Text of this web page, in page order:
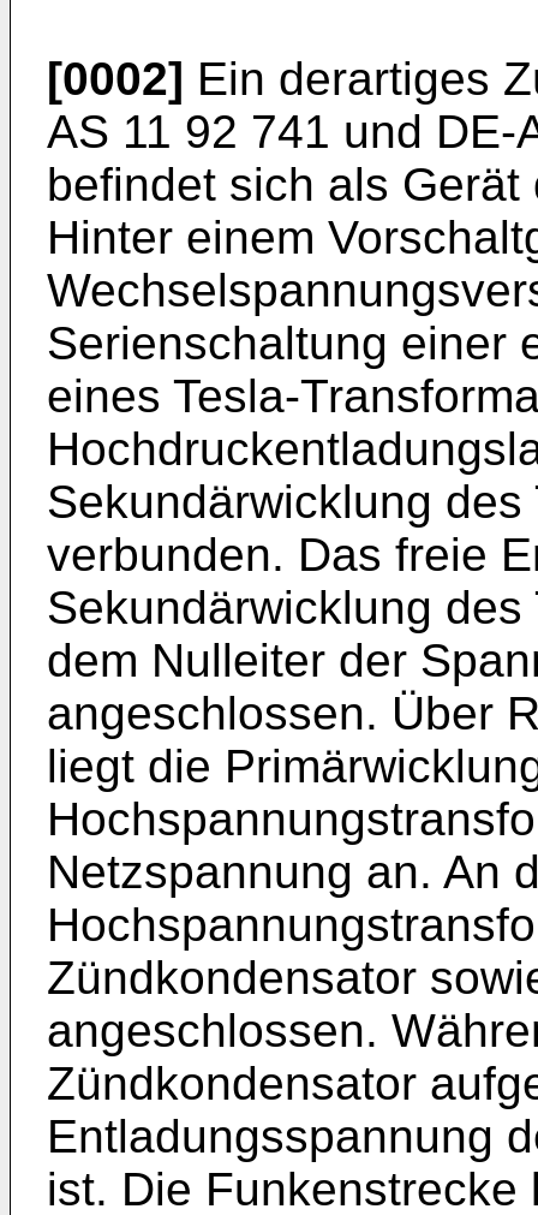
[0002] Ein derartiges
AS 11 92 741 und
befindet sich als
Hinter einem
Serienschaltung einer
eines Tesla-
Sekundärwicklung
verbunden. Das freie
Sekundärwicklung
dem Nulleiter der
angeschlossen. Über
liegt die
Netzspannung an. An
Zündkondensator
angeschlossen.
Zündkondensator
Entladungsspannung
ist. Die Funkenstrecke